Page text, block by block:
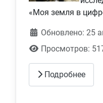
«Моя земля в
Обновлено: 25
Просмотров:
Подробнее